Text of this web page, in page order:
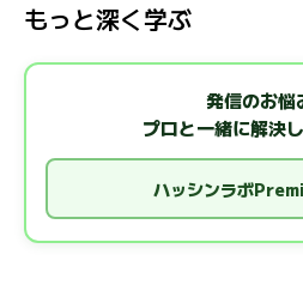
もっと深く学ぶ
発信のお悩
プロと一緒に解決
ハッシンラボ